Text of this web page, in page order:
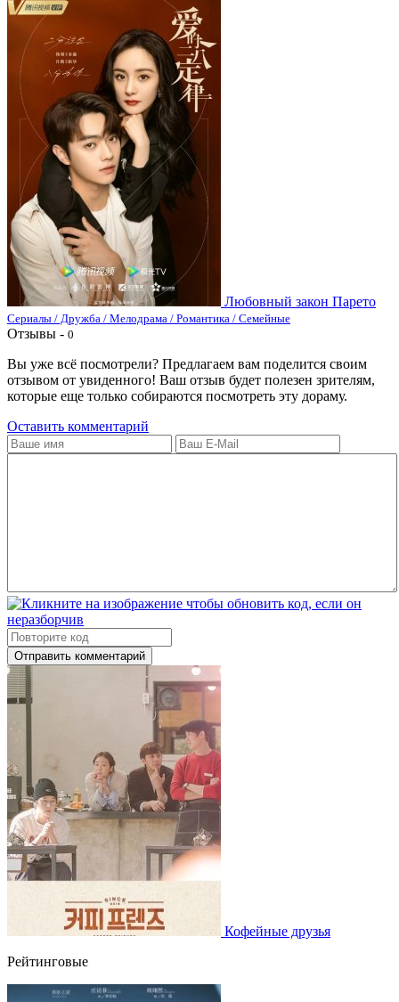
Любовный закон Парето
Сериалы / Дружба / Мелодрама / Романтика / Семейные
Отзывы - 0
Вы уже всё посмотрели? Предлагаем вам поделится своим
отзывом от увиденного! Ваш отзыв будет полезен зрителям,
которые еще только собираются посмотреть эту дораму.
Оставить комментарий
Отправить комментарий
Кофейные друзья
Рейтинговые